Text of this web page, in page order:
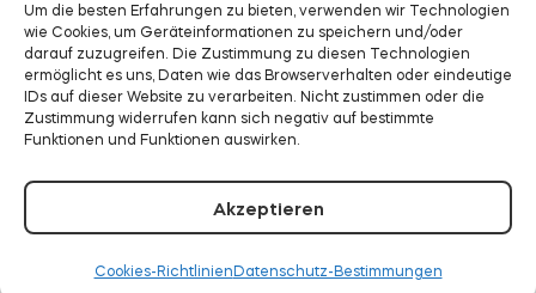
Um die besten Erfahrungen zu bieten, verwenden wir Technologien
wie Cookies, um Geräteinformationen zu speichern und/oder
darauf zuzugreifen. Die Zustimmung zu diesen Technologien
ermöglicht es uns, Daten wie das Browserverhalten oder eindeutige
IDs auf dieser Website zu verarbeiten. Nicht zustimmen oder die
Zustimmung widerrufen kann sich negativ auf bestimmte
Funktionen und Funktionen auswirken.
Akzeptieren
Cookies-Richtlinien Datenschutz-Bestimmungen
Schritt eins: Drehen Sie das Smart Lock, um den
Riegel des Türschlosses vollständig auszufahren.
Schritt zwei: Drehen Sie das Smart Lock zurück,
um den Riegel des Türschlosses vollständig zu
verstecken.
Wenn Sie nach dem vollständigen Verbergen
oder Ausfahren des Riegels noch einen
Drehwinkel spüren,müssen Sie die Drehung
die Rotationen des Smart Locks länger und